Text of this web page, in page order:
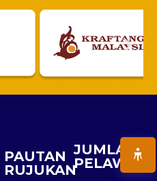
PAUTAN
RUJUKAN
JUMLAH
PELAWAT